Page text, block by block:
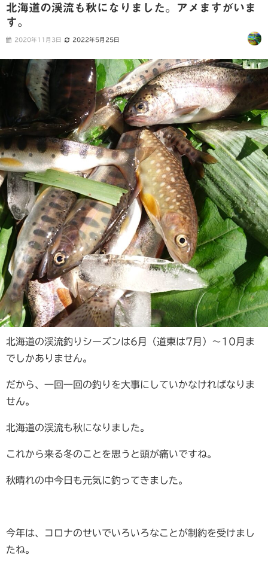
北海道の渓流も秋になりました。アメますがいま
す。
2020年11月3日 2022年5月25日
北海道の渓流釣りシーズンは6月（道東は7月）～10月ま
でしかありません。
だから、一回一回の釣りを大事にしていかなければなりま
せん。
北海道の渓流も秋になりました。
これから来る冬のことを思うと頭が痛いですね。
秋晴れの中今日も元気に釣ってきました。
今年は、コロナのせいでいろいろなことが制約を受けまし
たね。